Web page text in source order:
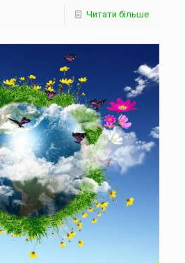
Читати більше